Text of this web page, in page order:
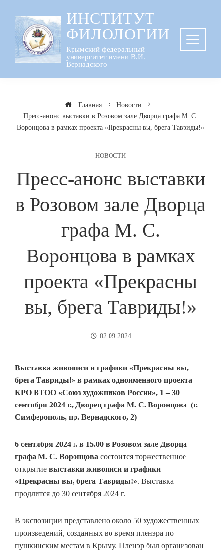
содержанию
ИНСТИТУТ
ФИЛОЛОГИИ
Крымский федеральный
университет имени В.И.
Вернадского
Главная
Новости
Пресс-анонс выставки в Розовом зале Дворца графа М. С.
Воронцова в рамках проекта «Прекрасны вы, брега Тавриды!»
НОВОСТИ
Пресс-анонс выставки
в Розовом зале Дворца
графа М. С.
Воронцова в рамках
проекта «Прекрасны
вы, брега Тавриды!»
02.09.2024
Выставка живописи и графики «Прекрасны вы,
брега Тавриды!» в рамках одноименного проекта
КРО ВТОО «Союз художников России», 1 – 30
сентября 2024 г., Дворец графа М. С. Воронцова (г.
Симферополь, пр. Вернадского, 2)
6 сентября 2024 г. в 15.00 в Розовом зале Дворца
графа М. С. Воронцова состоится торжественное
открытие выставки живописи и графики
«Прекрасны вы, брега Тавриды!». Выставка
продлится до 30 сентября 2024 г.
В экспозиции представлено около 50 художественных
произведений, созданных во время пленэра по
пушкинским местам в Крыму. Пленэр был организован